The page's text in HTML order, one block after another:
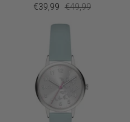
€39,99 €49,99